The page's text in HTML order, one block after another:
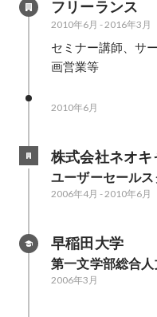
フリーランス
2010年6月 -2016年3月
セミナー講師、サ
画営業等
2010年6月
株式会社ネオキ
ユーザーセール
2006年4月 -2010年6月
早稲田大学
第一文学部総合
2006年3月